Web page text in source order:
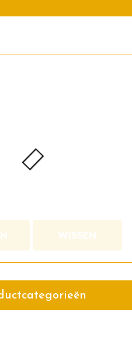
WISSEN